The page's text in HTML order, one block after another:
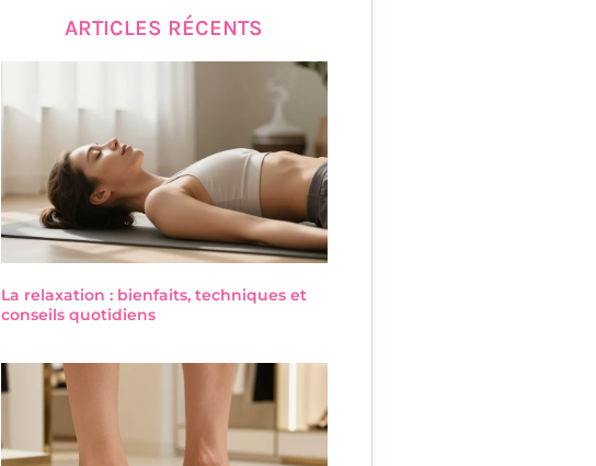
ARTICLES RÉCENTS
La relaxation : bienfaits, techniques et
conseils quotidiens